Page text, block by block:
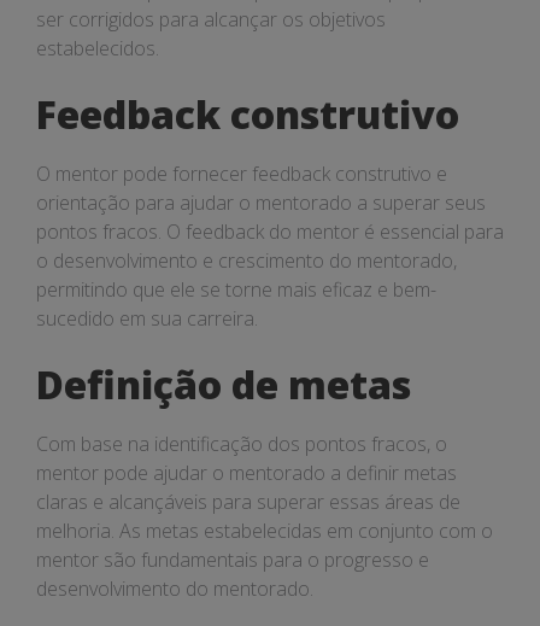
ser corrigidos para alcançar os objetivos
estabelecidos.
Feedback construtivo
O mentor pode fornecer feedback construtivo e
orientação para ajudar o mentorado a superar seus
pontos fracos. O feedback do mentor é essencial para
o desenvolvimento e crescimento do mentorado,
permitindo que ele se torne mais eficaz e bem-
sucedido em sua carreira.
Definição de metas
Com base na identificação dos pontos fracos, o
mentor pode ajudar o mentorado a definir metas
claras e alcançáveis para superar essas áreas de
melhoria. As metas estabelecidas em conjunto com o
mentor são fundamentais para o progresso e
desenvolvimento do mentorado.